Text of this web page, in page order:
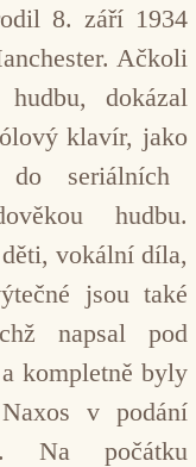
8. září 1934
Ačkoli
dokázal
klavír, jako
seriálních
hudbu.
vokální díla,
jsou také
napsal pod
kompletně byly
v podání
Na počátku